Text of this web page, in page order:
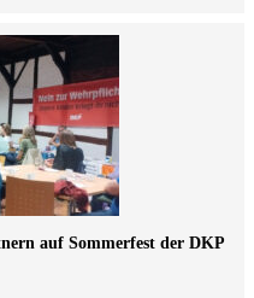
auf Sommerfest der DKP